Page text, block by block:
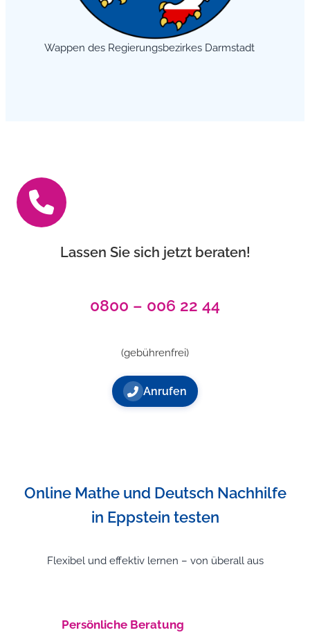
Wappen des Regierungsbezirkes Darmstadt
Lassen Sie sich jetzt beraten!
0800 – 006 22 44
(gebührenfrei)
Anrufen
Online Mathe und Deutsch Nachhilfe
in Eppstein testen
Flexibel und effektiv lernen – von überall aus
Persönliche Beratung